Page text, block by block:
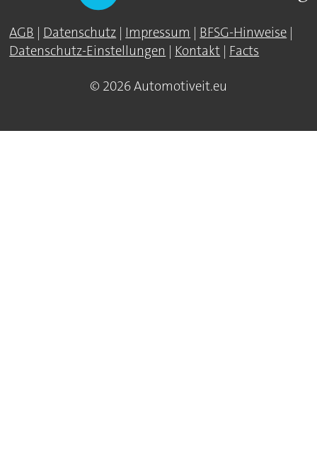
AGB | Datenschutz | Impressum | BFSG-Hinweise |
Datenschutz-Einstellungen | Kontakt | Facts
© 2026 Automotiveit.eu